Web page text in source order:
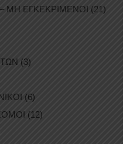
ΜΗ ΕΓΚΕΚΡΙΜΕΝΟΙ (21)
(3)
(6)
(12)